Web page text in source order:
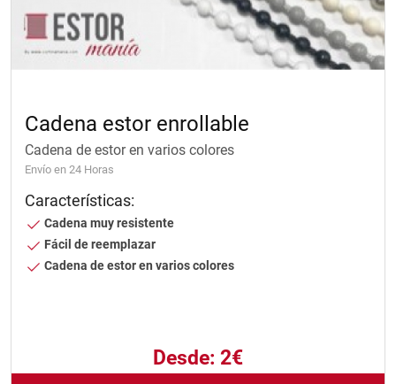
Cadena estor enrollable
Cadena de estor en varios colores
Envío en 24 Horas
Características:
Cadena muy resistente
Fácil de reemplazar
Cadena de estor en varios colores
Desde: 2€